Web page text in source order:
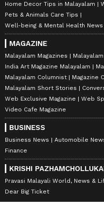
Home Decor Tips in Malayalam
Pets & Animals Care Tips
Well-being & Mental Health News
MAGAZINE
Malayalam Magazines
India Art Magazine Malayalam
Malayalam Columnist
Magazine
Malayalam Short Stories
Web Exclusive Magazine
Web
Video Cafe Magazine
BUSINESS
Business News Automobile
Finance
KRISHI
Pravasi Malayali World, News &
Dear Big Ticket